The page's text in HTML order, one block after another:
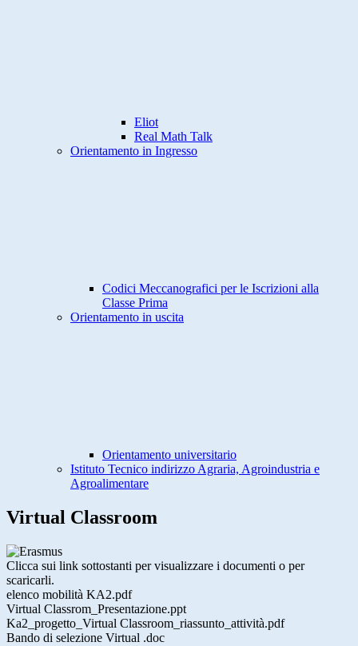
Eliot
Real Math Talk
Orientamento in Ingresso
Codici Meccanografici per le Iscrizioni alla
Classe Prima
Orientamento in uscita
Orientamento universitario
Istituto Tecnico indirizzo Agraria, Agroindustria e
Agroalimentare
Virtual Classroom
Clicca sui link sottostanti per visualizzare i documenti o per
scaricarli.
elenco mobilità KA2.pdf
Virtual Classrom_Presentazione.ppt
Ka2_progetto_Virtual Classroom_riassunto_attività.pdf
Bando di selezione Virtual .doc